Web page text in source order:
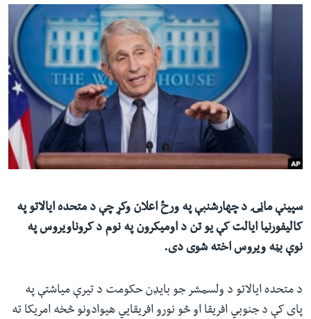
ځای
شئ
ځوانان
له مونږ سره په تماس کې پاتې شئ
سپینې ماڼۍ د چهارشنبې په ورځ اعلان وکړ چې د متحده ایالاتو په
کالیفورنیا ایالت کې یو تن د اومیکرون په نوم د کروناویروس په
نوې بڼه ویروس اخته شوی دی.
د متحده ایالاتو د ولسمشر جو بایډن حکومت د تیرې میاشتې په
پای کې د جنوبي افریقا او څو نورو افریقایي هیوادونو څخه امریکا ته